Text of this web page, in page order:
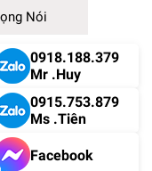
Nói
0918.188.379
Mr .Huy
0915.753.879
Ms .Tiên
Facebook